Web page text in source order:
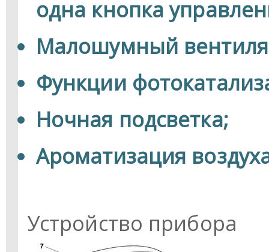
одна кнопка
Малошумный
Функции
Ночная подсветка;
Ароматизация
Устройство прибора